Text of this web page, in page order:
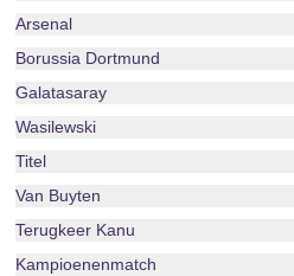
Arsenal
Borussia Dortmund
Galatasaray
Wasilewski
Titel
Van Buyten
Terugkeer Kanu
Kampioenenmatch